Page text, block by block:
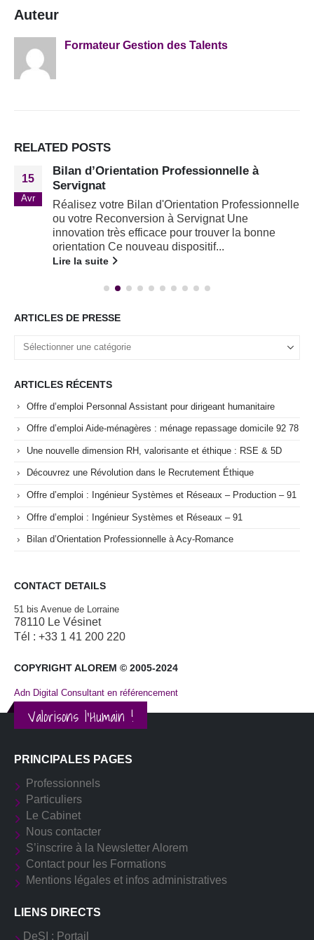
Auteur
Formateur Gestion des Talents
RELATED POSTS
15
Avr
Bilan d’Orientation Professionnelle à
Servignat
Réalisez votre Bilan d'Orientation Professionnelle
ou votre Reconversion à Servignat Une
innovation très efficace pour trouver la bonne
orientation Ce nouveau dispositif...
Lire la suite
ARTICLES DE PRESSE
ARTICLES RÉCENTS
Offre d’emploi Personnal Assistant pour dirigeant humanitaire
Offre d’emploi Aide-ménagères : ménage repassage domicile 92 78
Une nouvelle dimension RH, valorisante et éthique : RSE & 5D
Découvrez une Révolution dans le Recrutement Éthique
Offre d’emploi : Ingénieur Systèmes et Réseaux – Production – 91
Offre d’emploi : Ingénieur Systèmes et Réseaux – 91
Bilan d’Orientation Professionnelle à Acy-Romance
CONTACT DETAILS
51 bis Avenue de Lorraine
78110 Le Vésinet
Tél : +33 1 41 200 220
COPYRIGHT ALOREM © 2005-2024
Adn Digital Consultant en référencement
Valorisons l'Humain !
PRINCIPALES PAGES
Professionnels
Particuliers
Le Cabinet
Nous contacter
S’inscrire à la Newsletter Alorem
Contact pour les Formations
Mentions légales et infos administratives
LIENS DIRECTS
DeSI : Portail